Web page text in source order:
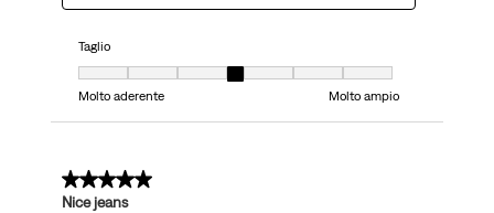
Taglio
Taglio, 4 su 7, dove 1 è uguale a Molto aderente e 7 è uguale a Molto
Molto aderente
Molto ampio
5 su 5 stelle.
Nice jeans